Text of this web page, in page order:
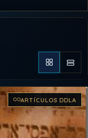
ARTÍCULOS DDLA